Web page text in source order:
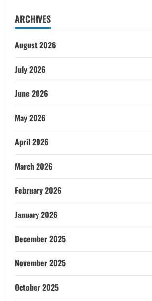
ARCHIVES
August 2026
July 2026
June 2026
May 2026
April 2026
March 2026
February 2026
January 2026
December 2025
November 2025
October 2025